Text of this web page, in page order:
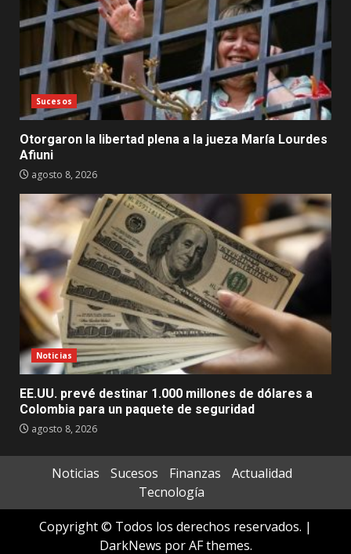
Sucesos
Otorgaron la libertad plena a la jueza María Lourdes
Afiuni
agosto 8, 2026
Noticias
EE.UU. prevé destinar 1.000 millones de dólares a
Colombia para un paquete de seguridad
agosto 8, 2026
Noticias Sucesos Finanzas
Actualidad
Tecnología
Copyright © Todos los derechos reservados. |
DarkNews por AF themes.